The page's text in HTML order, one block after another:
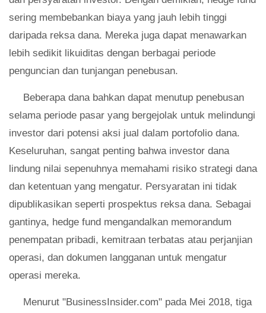
sering membebankan biaya yang jauh lebih tinggi
daripada reksa dana. Mereka juga dapat menawarkan
lebih sedikit likuiditas dengan berbagai periode
penguncian dan tunjangan penebusan.
Beberapa dana bahkan dapat menutup penebusan
selama periode pasar yang bergejolak untuk melindungi
investor dari potensi aksi jual dalam portofolio dana.
Keseluruhan, sangat penting bahwa investor dana
lindung nilai sepenuhnya memahami risiko strategi dana
dan ketentuan yang mengatur. Persyaratan ini tidak
dipublikasikan seperti prospektus reksa dana. Sebagai
gantinya, hedge fund mengandalkan memorandum
penempatan pribadi, kemitraan terbatas atau perjanjian
operasi, dan dokumen langganan untuk mengatur
operasi mereka.
Menurut "BusinessInsider.com" pada Mei 2018, tiga